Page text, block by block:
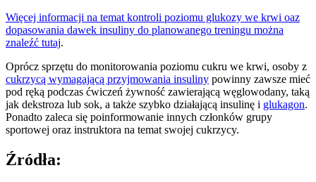
Więcej informacji na temat kontroli poziomu glukozy we krwi oaz
dopasowania dawek insuliny do planowanego treningu można
znaleźć tutaj.
Oprócz sprzętu do monitorowania poziomu cukru we krwi, osoby z
cukrzycą wymagającą przyjmowania insuliny powinny zawsze mieć
pod ręką podczas ćwiczeń żywność zawierającą węglowodany, taką
jak dekstroza lub sok, a także szybko działającą insulinę i glukagon.
Ponadto zaleca się poinformowanie innych członków grupy
sportowej oraz instruktora na temat swojej cukrzycy.
Źródła: